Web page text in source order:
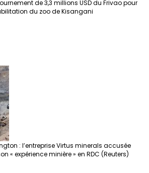
de 3,3 millions USD du Frivao pour
du zoo de Kisangani
: l’entreprise Virtus minerals accusée
« expérience minière » en RDC (Reuters)